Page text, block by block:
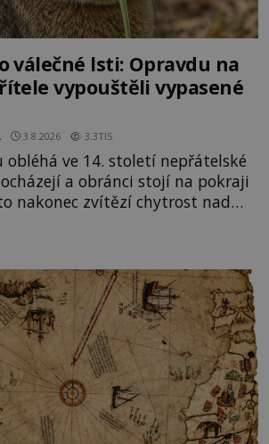
válečné lsti: Opravdu na
vypouštěli vypasené
3.8.2026 3.3TIS
obléhá ve 14. století nepřátelské
a obránci stojí na pokraji
nakonec zvítězí chytrost nad
staré německé legendy vypustí
dobře živeného králíka, aby
znamená další porci strádá